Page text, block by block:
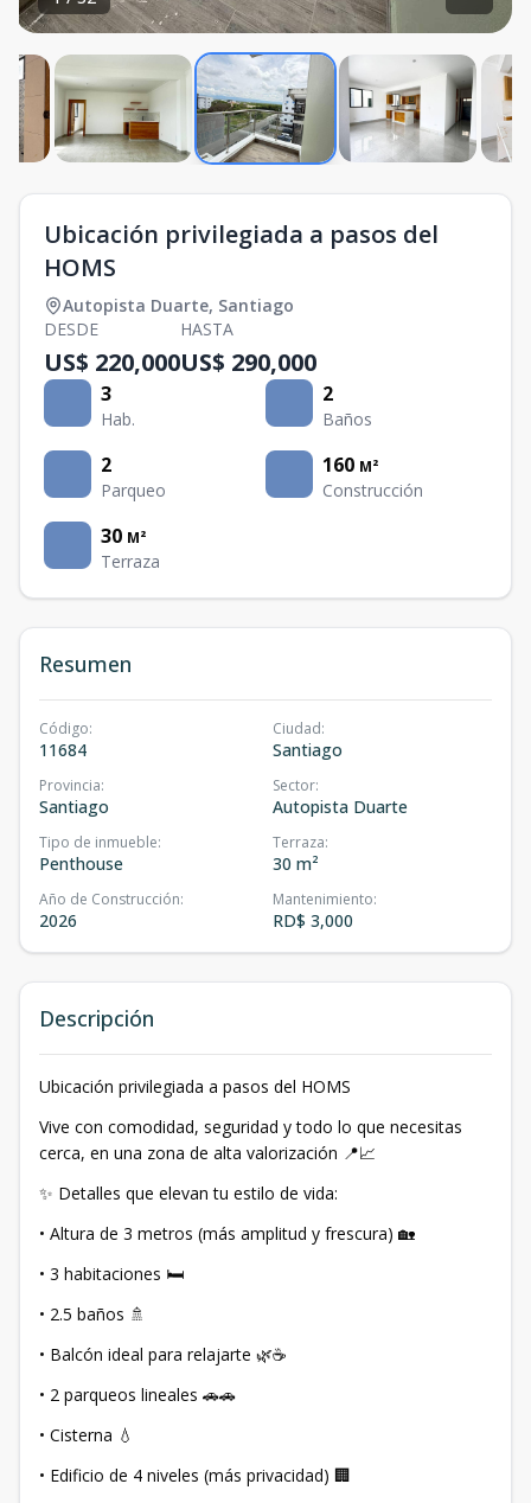
Ubicación privilegiada a pasos del
HOMS
Autopista Duarte, Santiago
DESDE
US$ 220,000
HASTA
US$ 290,000
3
Hab.
2
Baños
2
Parqueo
160 M²
Construcción
30 M²
Terraza
Resumen
Código:
11684
Ciudad:
Santiago
Provincia:
Santiago
Sector:
Autopista Duarte
Tipo de inmueble:
Penthouse
Terraza:
30 m²
Año de Construcción:
2026
Mantenimiento:
RD$ 3,000
Descripción
Ubicación privilegiada a pasos del HOMS
Vive con comodidad, seguridad y todo lo que necesitas
cerca, en una zona de alta valorización 📍📈
✨ Detalles que elevan tu estilo de vida:
• Altura de 3 metros (más amplitud y frescura) 🏡
• 3 habitaciones 🛏️
• 2.5 baños 🚿
• Balcón ideal para relajarte 🌿☕
• 2 parqueos lineales 🚗🚗
• Cisterna 💧
• Edificio de 4 niveles (más privacidad) 🏢